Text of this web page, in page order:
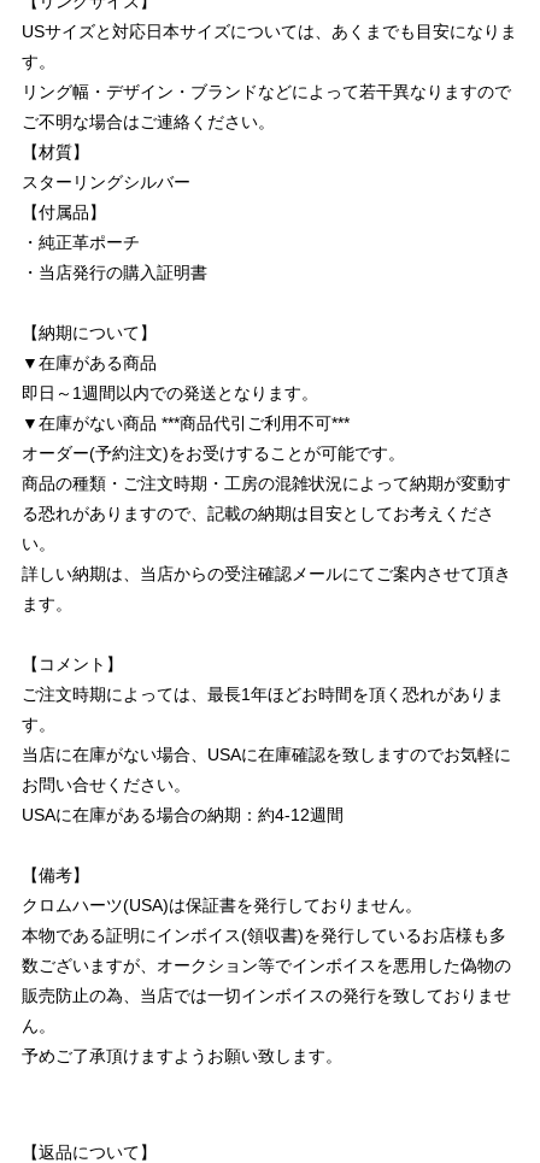
USサイズと対応日本サイズについては、あくまでも目安になりま
す。
リング幅・デザイン・ブランドなどによって若干異なりますので
ご不明な場合はご連絡ください。
【材質】
スターリングシルバー
【付属品】
・純正革ポーチ
・当店発行の購入証明書
【納期について】
▼在庫がある商品
即日～1週間以内での発送となります。
▼在庫がない商品 ***商品代引ご利用不可***
オーダー(予約注文)をお受けすることが可能です。
商品の種類・ご注文時期・工房の混雑状況によって納期が変動す
る恐れがありますので、記載の納期は目安としてお考えくださ
い。
詳しい納期は、当店からの受注確認メールにてご案内させて頂き
ます。
【コメント】
ご注文時期によっては、最長1年ほどお時間を頂く恐れがありま
す。
当店に在庫がない場合、USAに在庫確認を致しますのでお気軽に
お問い合せください。
USAに在庫がある場合の納期：約4-12週間
【備考】
クロムハーツ(USA)は保証書を発行しておりません。
本物である証明にインボイス(領収書)を発行しているお店様も多
数ございますが、オークション等でインボイスを悪用した偽物の
販売防止の為、当店では一切インボイスの発行を致しておりませ
ん。
予めご了承頂けますようお願い致します。
【返品について】